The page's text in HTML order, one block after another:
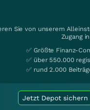
Sie von unserem
Zugang
✅ Größte Finanz-
✅ über 550.000
✅ rund 2.000
Jetzt Depot sichern